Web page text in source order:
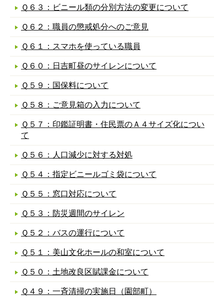
Ｑ６３：ビニール類の分別方法の変更について
Ｑ６２：職員の懲戒処分へのご意見
Ｑ６１：スマホを使っている職員
Ｑ６０：日吉町昼のサイレンについて
Ｑ５９：国保料について
Ｑ５８：ご意見箱の入力について
Ｑ５７：印鑑証明書・住民票のＡ４サイズ化につい
て
Ｑ５６：人口減少に対する対処
Ｑ５４：指定ビニールゴミ袋について
Ｑ５５：窓口対応について
Ｑ５３：防災週間のサイレン
Ｑ５２：バスの運行について
Ｑ５１：美山文化ホールの和室について
Ｑ５０：土地改良区賦課金について
Ｑ４９：一斉清掃の実施日（園部町）